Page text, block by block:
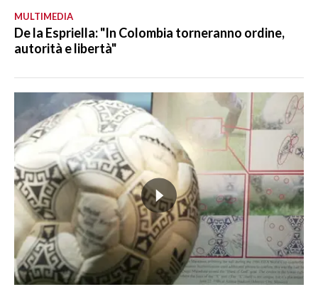
MULTIMEDIA
De la Espriella: "In Colombia torneranno ordine,
autorità e libertà"